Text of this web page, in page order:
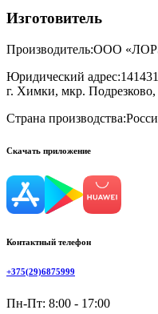
Изготовитель
Производитель:ООО
Юридический адрес:
г. Химки, мкр. Подрезково,
Страна производства:
Скачать приложение
Контактный телефон
+375(29)6875999
Пн-Пт: 8:00 - 17:00